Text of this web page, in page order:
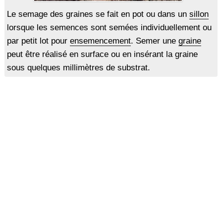
Le semage des graines se fait en pot ou dans un sillon
lorsque les semences sont semées individuellement ou
par petit lot pour ensemencement. Semer une graine
peut être réalisé en surface ou en insérant la graine
sous quelques millimètres de substrat.